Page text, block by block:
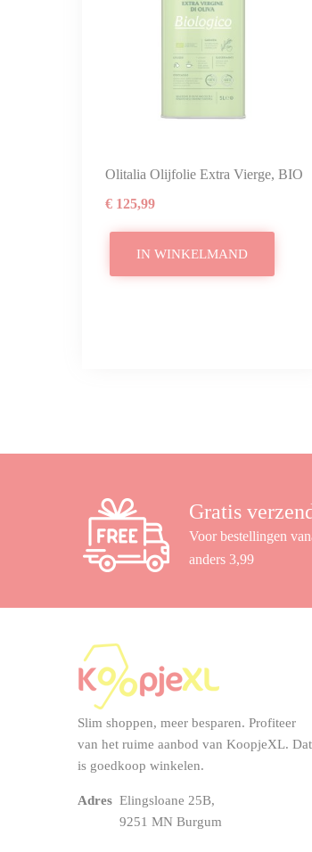
Olitalia Olijfolie Extra Vierge, BIO 5
€ 125,99
IN WINKELMAND
Gratis
Voor bestellingen
anders 3,99
Slim shoppen, meer besparen. Profiteer
van het ruime aanbod van KoopjeXL. Dat
is goedkoop winkelen.
Adres Elingsloane 25B,
9251 MN Burgum